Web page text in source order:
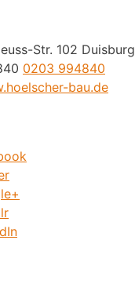
Str. 102 Duisburg
0203 994840
bau.de